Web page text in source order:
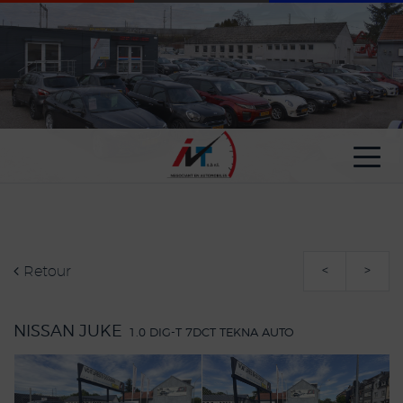
Retour < >
NISSAN JUKE 1.0 DIG-T 7DCT TEKNA AUTO
Paramètres avancés des cookies